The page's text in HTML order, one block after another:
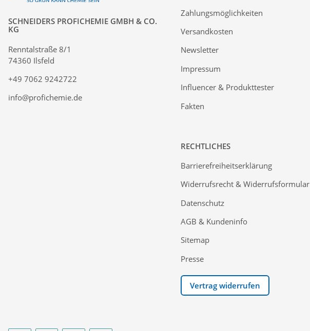
SCHNEIDERS PROFICHEMIE GMBH & CO.
KG
Renntalstraße 8/1
74360 Ilsfeld
+49 7062 9242722
info@profichemie.de
Zahlungsmöglichkeiten
Versandkosten
Newsletter
Impressum
Influencer & Produkttester
Fakten
RECHTLICHES
Barrierefreiheitserklärung
Widerrufsrecht & Widerrufsformular
Datenschutz
AGB & Kundeninfo
Sitemap
Presse
Vertrag widerrufen